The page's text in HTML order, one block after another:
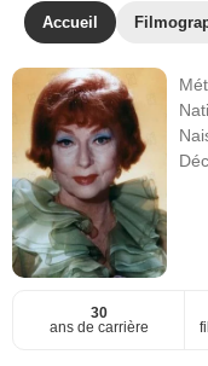
Accueil
30
ans de carrière